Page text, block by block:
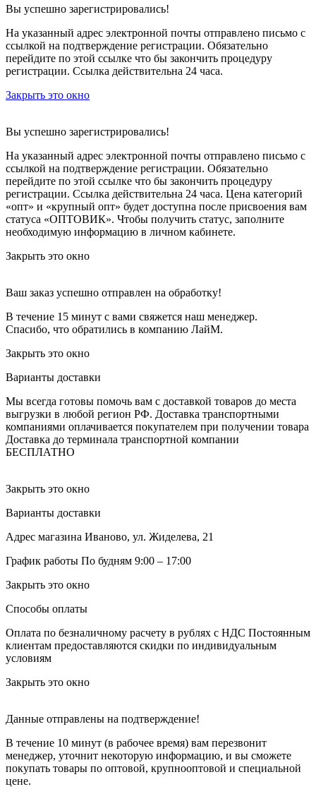
Вы успешно зарегистрировались!
На указанный адрес электронной почты отправлено письмо с
ссылкой на подтверждение регистрации. Обязательно
перейдите по этой ссылке что бы закончить процедуру
регистрации. Ссылка действительна 24 часа.
Закрыть это окно
Вы успешно зарегистрировались!
На указанный адрес электронной почты отправлено письмо с
ссылкой на подтверждение регистрации. Обязательно
перейдите по этой ссылке что бы закончить процедуру
регистрации. Ссылка действительна 24 часа. Цена категорий
«опт» и «крупный опт» будет доступна после присвоения вам
статуса «ОПТОВИК». Чтобы получить статус, заполните
необходимую информацию в личном кабинете.
Закрыть это окно
Ваш заказ успешно отправлен на обработку!
В течение 15 минут с вами свяжется наш менеджер.
Спасибо, что обратились в компанию ЛайМ.
Закрыть это окно
Варианты доставки
Мы всегда готовы помочь вам с доставкой товаров до места
выгрузки в любой регион РФ. Доставка транспортными
компаниями оплачивается покупателем при получении товара
Доставка до терминала транспортной компании
БЕСПЛАТНО
Закрыть это окно
Варианты доставки
Адрес магазина Иваново, ул. Жиделева, 21
График работы По будням 9:00 – 17:00
Закрыть это окно
Способы оплаты
Оплата по безналичному расчету в рублях с НДС Постоянным
клиентам предоставляются скидки по индивидуальным
условиям
Закрыть это окно
Данные отправлены на подтверждение!
В течение 10 минут (в рабочее время) вам перезвонит
менеджер, уточнит некоторую информацию, и вы сможете
покупать товары по оптовой, крупнооптовой и специальной
цене.